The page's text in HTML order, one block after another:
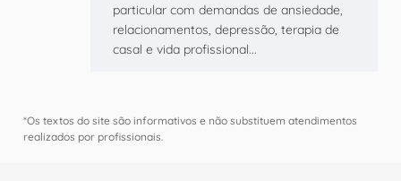
particular com demandas de ansiedade,
relacionamentos, depressão, terapia de
casal e vida profissional...
*Os textos do site são informativos e não substituem atendimentos
realizados por profissionais.